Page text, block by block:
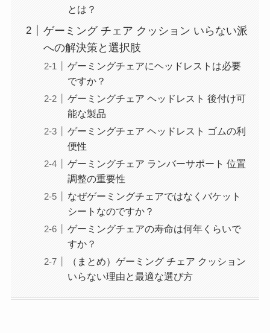
とは？
ゲーミング チェア クッション いらない派
への解決策と選択肢
ゲーミングチェアにヘッドレストは必要
ですか？
ゲーミングチェア ヘッドレスト 後付け可
能な製品
ゲーミングチェア ヘッドレスト ゴムの利
便性
ゲーミングチェア ランバーサポート 位置
調整の重要性
なぜゲーミングチェアではなくバケット
シートなのですか？
ゲーミングチェアの寿命は何年くらいで
すか？
（まとめ）ゲーミング チェア クッション
いらない理由と最適な選び方